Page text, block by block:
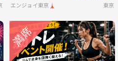
エンジョイ東京🗼 東京